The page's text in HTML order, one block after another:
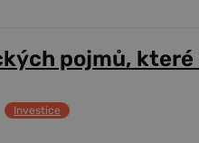
pojmů,
Investice